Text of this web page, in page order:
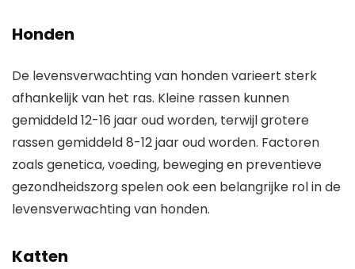
Honden
De levensverwachting van honden varieert sterk
afhankelijk van het ras. Kleine rassen kunnen
gemiddeld 12-16 jaar oud worden, terwijl grotere
rassen gemiddeld 8-12 jaar oud worden. Factoren
zoals genetica, voeding, beweging en preventieve
gezondheidszorg spelen ook een belangrijke rol in de
levensverwachting van honden.
Katten